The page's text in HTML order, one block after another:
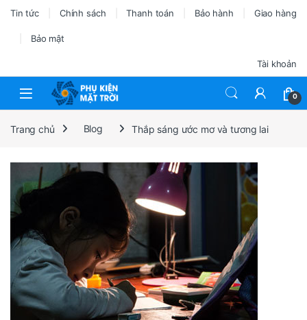
Tin tức Chính sách Thanh toán Bảo hành Giao hàng
Bảo mật
Tài khoản
0
Trang chủ Blog Thắp sáng ước mơ và tương lai